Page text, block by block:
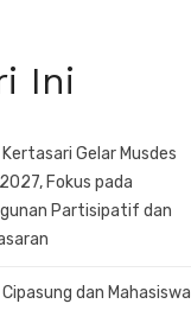
Ini
Gelar Musdes
Fokus pada
Partisipatif dan
dan Mahasiswa